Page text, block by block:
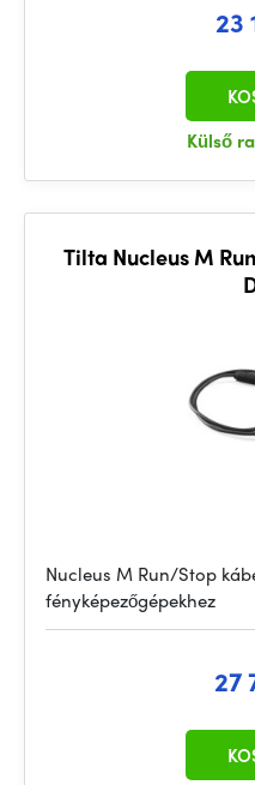
23
Külső
Tilta Nucleus M
Nucleus M Run/Stop
fényképezőgépekhez
27